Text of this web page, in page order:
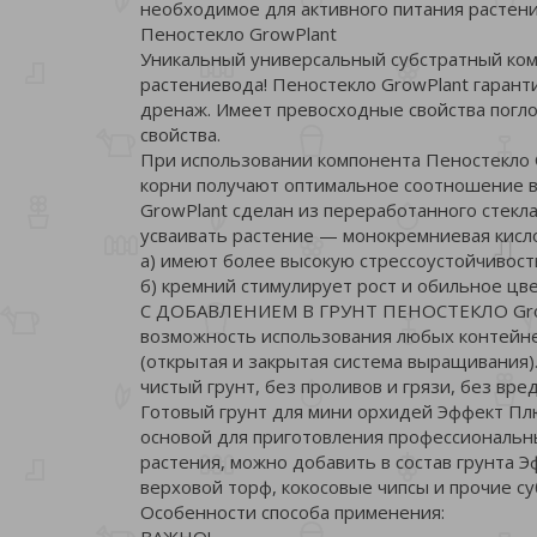
необходимое для активного питания
Пеностекло GrowPlant
Уникальный универсальный субстратный
растениевода! Пеностекло GrowPlant
дренаж. Имеет превосходные свойства
свойства.
При использовании компонента Пеностекло
корни получают оптимальное соотношение
GrowPlant сделан из переработанного
усваивать растение — монокремниевая
а) имеют более высокую
б) кремний стимулирует рост и обильное
С ДОБАВЛЕНИЕМ В ГРУНТ ПЕНОСТЕКЛО
возможность использования любых
(открытая и
чистый грунт, без проливов и грязи, без
Готовый грунт для мини орхидей Эффект
основой для приготовления
растения, можно добавить в состав
верховой торф, кокосовые чипсы и
Особенности способа применения: